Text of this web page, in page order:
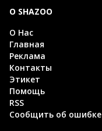
О SHAZOO
О Нас
Главная
Реклама
Контакты
Этикет
Помощь
RSS
Сообщить об ошибке